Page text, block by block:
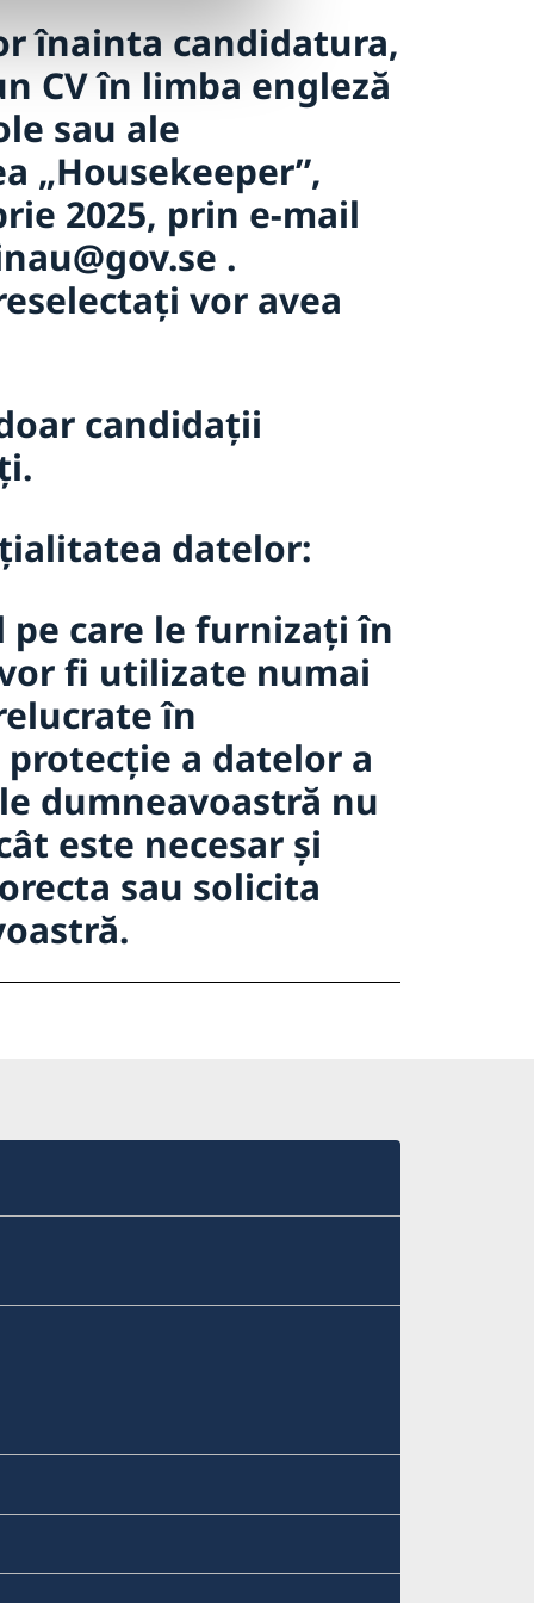
înainta candidatura,
CV în limba engleză
sau ale
„Housekeeper”,
2025, prin e-mail
.
vor avea
candidații
datelor:
pe care le furnizați în
fi utilizate numai
în
a datelor a
dumneavoastră nu
este necesar și
sau solicita